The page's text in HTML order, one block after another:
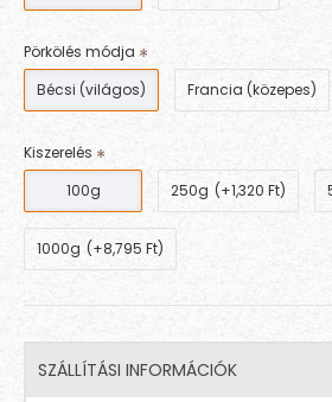
Pörkölés módja
Bécsi (világos)
Francia (közepes)
Kiszerelés
100g
250g (+1,320 Ft)
1000g (+8,795 Ft)
SZÁLLÍTÁSI INFORMÁCIÓK